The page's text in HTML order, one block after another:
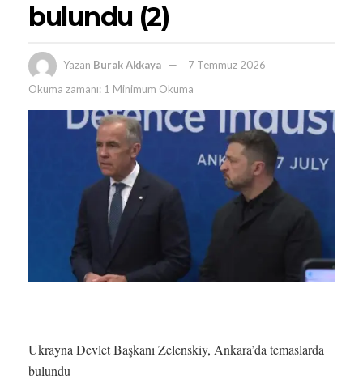
bulundu (2)
Yazan Burak Akkaya
7 Temmuz 2026
Okuma zamanı: 1 Minimum Okuma
Ukrayna Devlet Başkanı Zelenskiy, Ankara’da temaslarda
bulundu